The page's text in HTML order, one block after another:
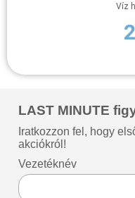
Víz
LAST MINUTE
Iratkozzon fel, hogy
akciókról!
Vezetéknév